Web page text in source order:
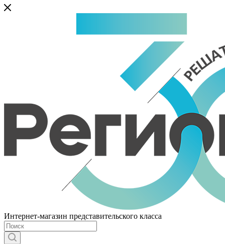
Интернет-магазин представительского класса